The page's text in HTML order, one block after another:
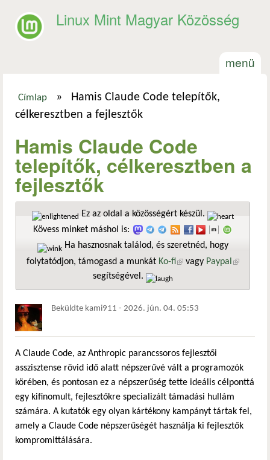
Linux Mint Magyar Közösség
menü
Jelenlegi hely
Címlap »
Hamis Claude Code telepítők,
célkeresztben a fejlesztők
Hamis Claude Code
telepítők, célkeresztben a
fejlesztők
Ez az oldal a közösségért készül.
Kövess minket máshol is:
Ha hasznosnak találod, és szeretnéd, hogy
folytatódjon, támogasd a munkát Ko-fi(külső hivatkozás)
vagy Paypal
segítségével.
Beküldte kami911 - 2026. jún. 04. 05:53
A Claude Code, az Anthropic parancssoros fejlesztői
asszisztense rövid idő alatt népszerűvé vált a programozók
körében, és pontosan ez a népszerűség tette ideális célponttá
egy kifinomult, fejlesztőkre specializált támadási hullám
számára. A kutatók egy olyan kártékony kampányt tártak fel,
amely a Claude Code népszerűségét használja ki fejlesztők
kompromittálására.